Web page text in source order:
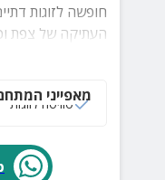
חופשה לזוגות
העתיקה של צפת
כנסת במרחק הליכה,
מאפייני
סוויטה לזוגות